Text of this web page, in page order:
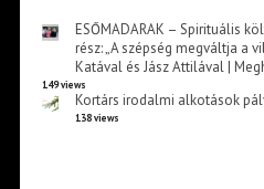
ESŐMADARAK – Spirituális
rész: „A szépség megváltja a
Katával és Jász Attilával |
149 views
Kortárs irodalmi alkotások
138 views